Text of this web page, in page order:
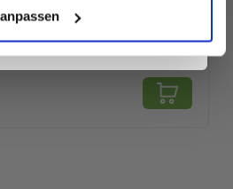
droogzuiger /
RVS tank – 3m slang
kunt je op elk moment weer afmelden.